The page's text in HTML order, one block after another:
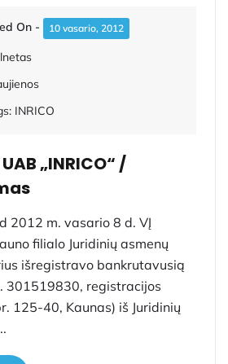
On - 10 vasario, 2012
INRICO
„INRICO“ /
2012 m. vasario 8 d. VĮ
filialo Juridinių asmenų
išregistravo bankrutavusią
301519830, registracijos
125-40, Kaunas) iš Juridinių